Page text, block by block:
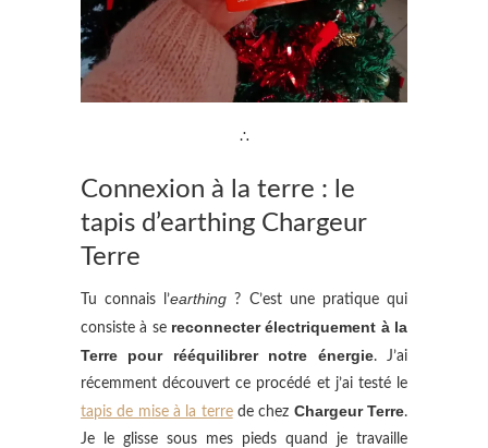
∴
Connexion à la terre : le
tapis d’earthing Chargeur
Terre
Tu connais l’earthing ? C’est une pratique qui
consiste à se reconnecter électriquement à la
Terre pour rééquilibrer notre énergie. J’ai
récemment découvert ce procédé et j’ai testé le
tapis de mise à la terrede chez Chargeur Terre.
Je le glisse sous mes pieds quand je travaille